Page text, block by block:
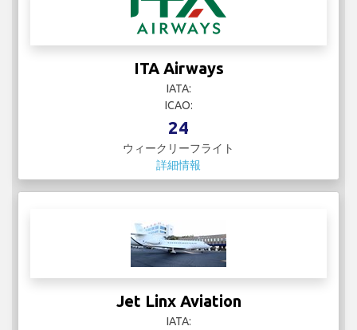
ITA Airways
IATA:
ICAO:
24
ウィークリーフライト
詳細情報
Jet Linx Aviation
IATA: